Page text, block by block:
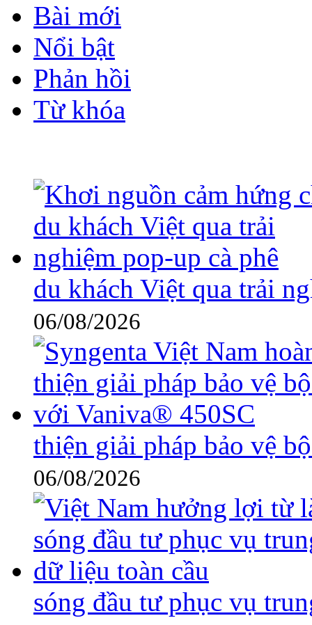
Bài mới
Nổi bật
Phản hồi
Từ khóa
du khách Việt qua trải
06/08/2026
thiện giải pháp bảo vệ
06/08/2026
sóng đầu tư phục vụ